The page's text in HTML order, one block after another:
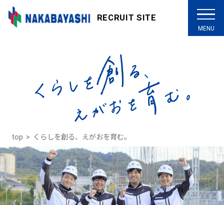
RECRUIT SITE
top くらしを創る、えがおを育む。